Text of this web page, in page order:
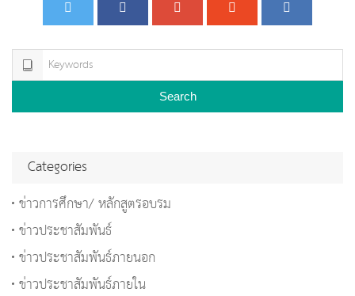
Search
Categories
ข่าวการศึกษา/ หลักสูตรอบรม
ข่าวประชาสัมพันธ์
ข่าวประชาสัมพันธ์ภายนอก
ข่าวประชาสัมพันธ์ภายใน